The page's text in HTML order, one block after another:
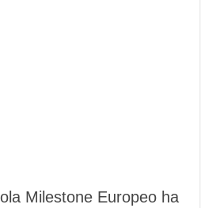
Milestone Europeo ha